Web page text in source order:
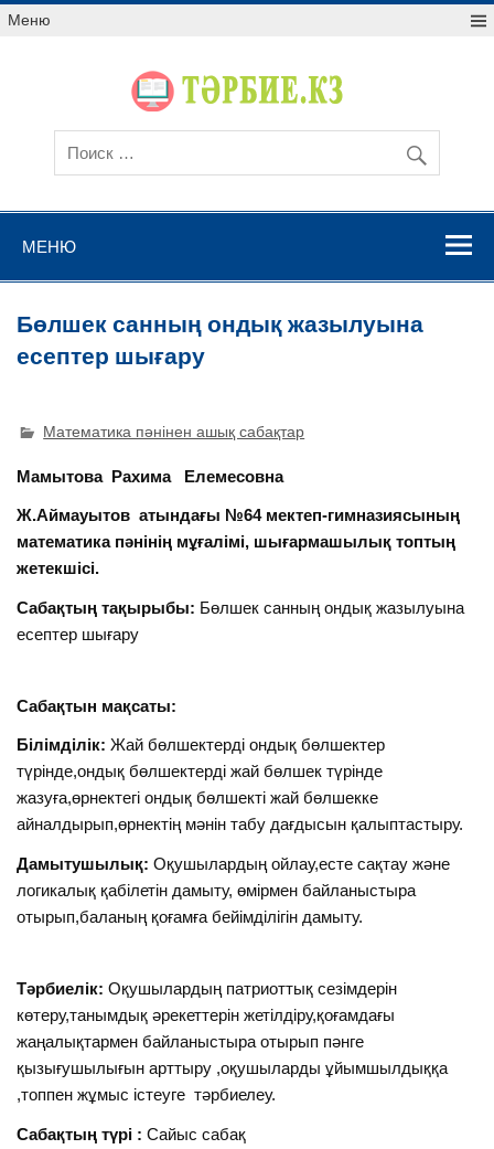
Меню
МЕНЮ
Бөлшек санның ондық жазылуына
есептер шығару
Математика пәнінен ашық сабақтар
Мамытова Рахима Елемесовна
Ж.Аймауытов атындағы №64 мектеп-гимназиясының
математика пәнінің мұғалімі, шығармашылық топтың
жетекшісі.
Сабақтың тақырыбы: Бөлшек санның ондық жазылуына
есептер шығару
Сабақтын мақсаты:
Білімділік:Жай бөлшектерді ондық бөлшектер
түрінде,ондық бөлшектерді жай бөлшек түрінде
жазуға,өрнектегі ондық бөлшекті жай бөлшекке
айналдырып,өрнектің мәнін табу дағдысын қалыптастыру.
Дамытушылық: Оқушылардың ойлау,есте сақтау және
логикалық қабілетін дамыту, өмірмен байланыстыра
отырып,баланың қоғамға бейімділігін дамыту.
Тәрбиелік: Оқушылардың патриоттық сезімдерін
көтеру,танымдық әрекеттерін жетілдіру,қоғамдағы
жаңалықтармен байланыстыра отырып пәнге
қызығушылығын арттыру ,оқушыларды ұйымшылдыққа
,топпен жұмыс істеуге тәрбиелеу.
Сабақтың түрі : Сайыс сабақ